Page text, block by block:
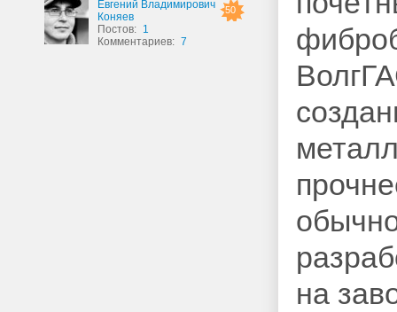
50
Евгений Владимирович
Коняев
Постов: 1
Комментариев: 7
на